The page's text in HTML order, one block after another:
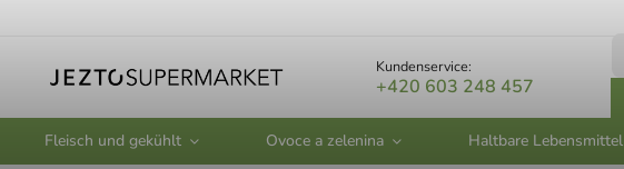
Kundenservice:
+420 603 248 457
Fleisch und gekühlt Ovoce a zelenina Haltbare Lebensmittel